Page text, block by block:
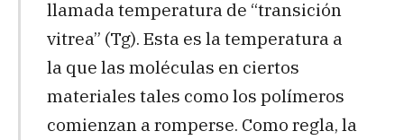
llamada temperatura de “transición
vitrea” (Tg). Esta es la temperatura a
la que las moléculas en ciertos
materiales tales como los polímeros
comienzan a romperse. Como regla, la